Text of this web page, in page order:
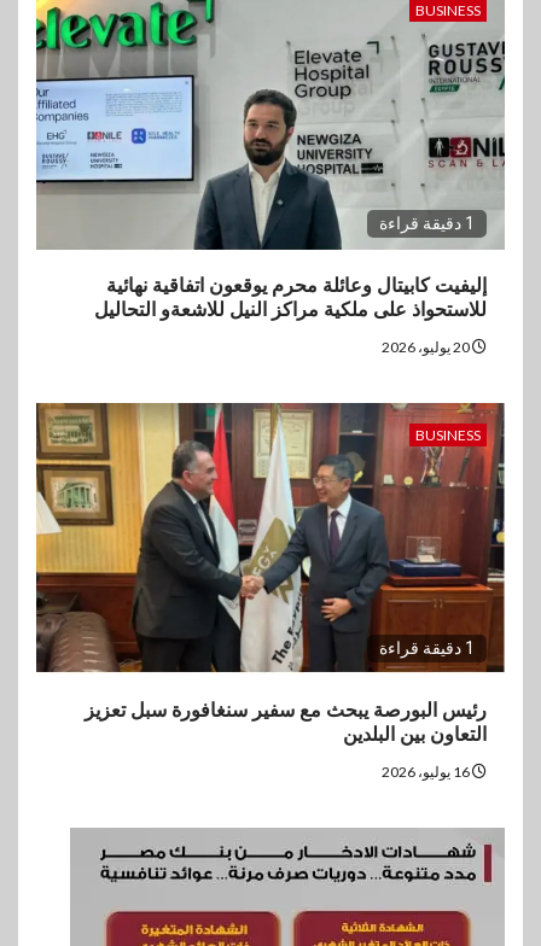
BUSINESS
1 دقيقة قراءة
إليفيت كابيتال وعائلة محرم يوقعون اتفاقية نهائية
للاستحواذ على ملكية مراكز النيل للاشعةو التحاليل
BUSINESS
1 دقيقة قراءة
رئيس البورصة يبحث مع سفير سنغافورة سبل تعزيز
التعاون بين البلدين